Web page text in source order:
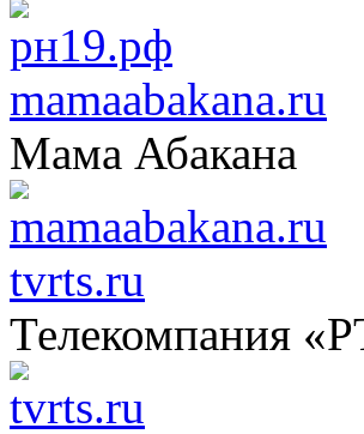
mamaabakana.ru
Мама Абакана
tvrts.ru
Телекомпания